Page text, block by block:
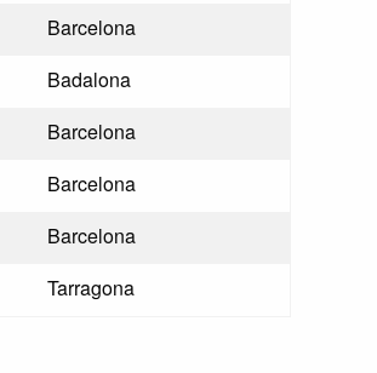
Barcelona
Badalona
Barcelona
Barcelona
Barcelona
Tarragona